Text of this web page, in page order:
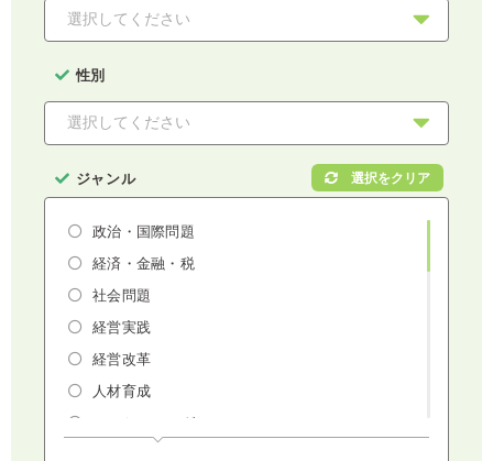
性別
ジャンル
政治・国際問題
経済・金融・税
社会問題
経営実践
経営改革
人材育成
マーケティング